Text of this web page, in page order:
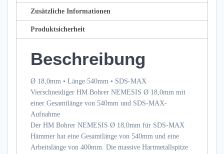
Länge
MAX
Menge
Zusätzliche Informationen
Produktsicherheit
Beschreibung
Ø 18,0mm • Länge 540mm • SDS-MAX
Vierschneidiger HM Bohrer NEMESIS Ø 18,0mm mit
einer Gesamtlänge von 540mm und SDS-MAX-
Aufnahme
Der HM Bohrer NEMESIS Ø 18,0mm für SDS-MAX
Hämmer hat eine Gesamtlänge von 540mm und eine
Arbeitslänge von 400mm. Die massive Hartmetallspitze